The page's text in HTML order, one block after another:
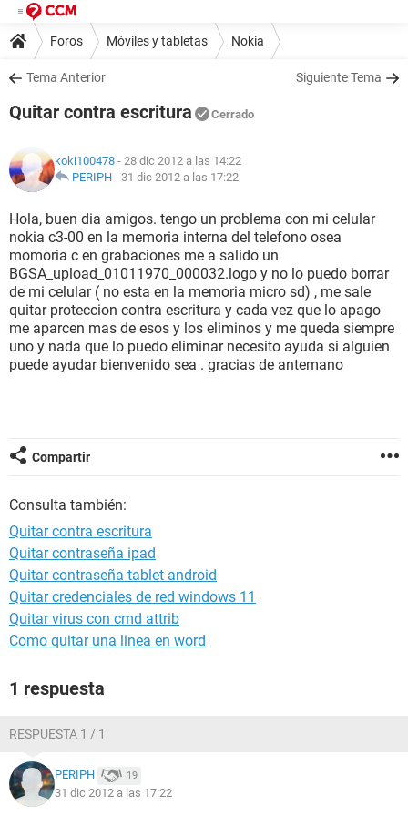
Foros Móviles y tabletas Nokia
Tema Anterior Siguiente Tema
Quitar contra escritura Cerrado
koki100478 - 28 dic 2012 a las 14:22
PERIPH - 31 dic 2012 a las 17:22
Hola, buen dia amigos. tengo un problema con mi celular
nokia c3-00 en la memoria interna del telefono osea
momoria c en grabaciones me a salido un
BGSA_upload_01011970_000032.logo y no lo puedo borrar
de mi celular ( no esta en la memoria micro sd) , me sale
quitar proteccion contra escritura y cada vez que lo apago
me aparcen mas de esos y los eliminos y me queda siempre
uno y nada que lo puedo eliminar necesito ayuda si alguien
puede ayudar bienvenido sea . gracias de antemano
Compartir
Consulta también:
Quitar contra escritura
Quitar contraseña ipad
Quitar contraseña tablet android
Quitar credenciales de red windows 11
Quitar virus con cmd attrib
Como quitar una linea en word
1 respuesta
RESPUESTA 1 / 1
PERIPH 19
31 dic 2012 a las 17:22